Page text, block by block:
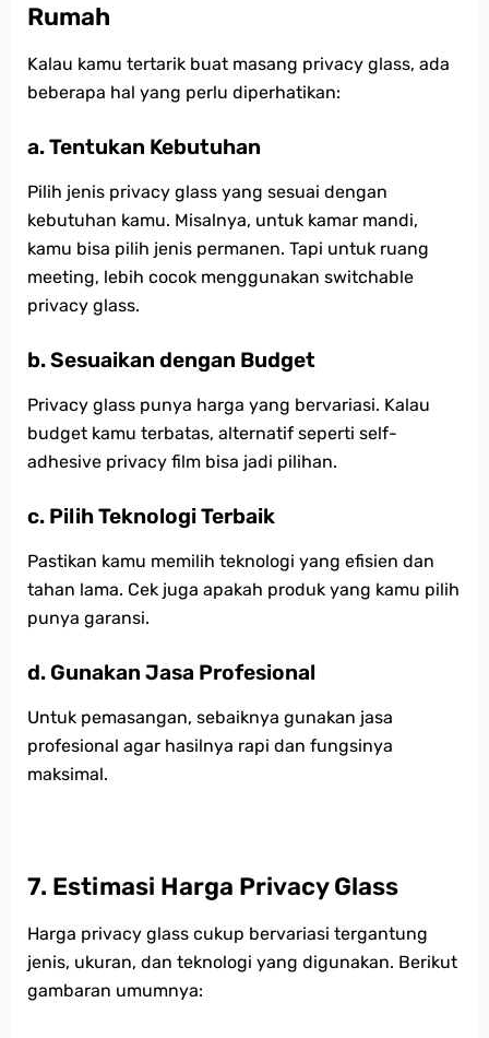
Rumah
Kalau kamu tertarik buat masang privacy glass, ada
beberapa hal yang perlu diperhatikan:
a. Tentukan Kebutuhan
Pilih jenis privacy glass yang sesuai dengan
kebutuhan kamu. Misalnya, untuk kamar mandi,
kamu bisa pilih jenis permanen. Tapi untuk ruang
meeting, lebih cocok menggunakan switchable
privacy glass.
b. Sesuaikan dengan Budget
Privacy glass punya harga yang bervariasi. Kalau
budget kamu terbatas, alternatif seperti self-
adhesive privacy film bisa jadi pilihan.
c. Pilih Teknologi Terbaik
Pastikan kamu memilih teknologi yang efisien dan
tahan lama. Cek juga apakah produk yang kamu pilih
punya garansi.
d. Gunakan Jasa Profesional
Untuk pemasangan, sebaiknya gunakan jasa
profesional agar hasilnya rapi dan fungsinya
maksimal.
7. Estimasi Harga Privacy Glass
Harga privacy glass cukup bervariasi tergantung
jenis, ukuran, dan teknologi yang digunakan. Berikut
gambaran umumnya: